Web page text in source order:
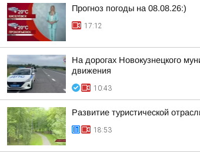
Прогноз погоды на 08.08.26:)
17:12
На дорогах Новокузнецкого
движения
10:43
Развитие туристической
18:53